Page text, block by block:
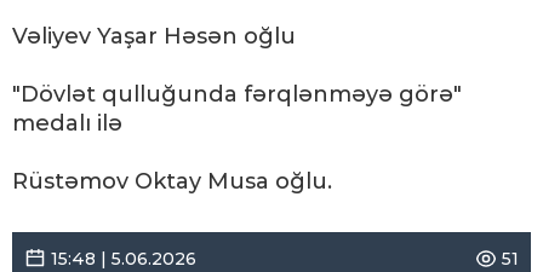
Vəliyev Yaşar Həsən oğlu
"Dövlət qulluğunda fərqlənməyə görə"
medalı ilə
Rüstəmov Oktay Musa oğlu.
15:48 | 5.06.2026 51